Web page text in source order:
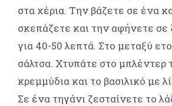
στα χέρια. Την βάζετε σε ένα
σκεπάζετε και την αφήνετε σε
για 40-50 λεπτά. Στο μεταξύ
σάλτσα. Χτυπάτε στο μπλέντερ
κρεμμύδια και το βασιλικό με
Σε ένα τηγάνι ζεσταίνετε το